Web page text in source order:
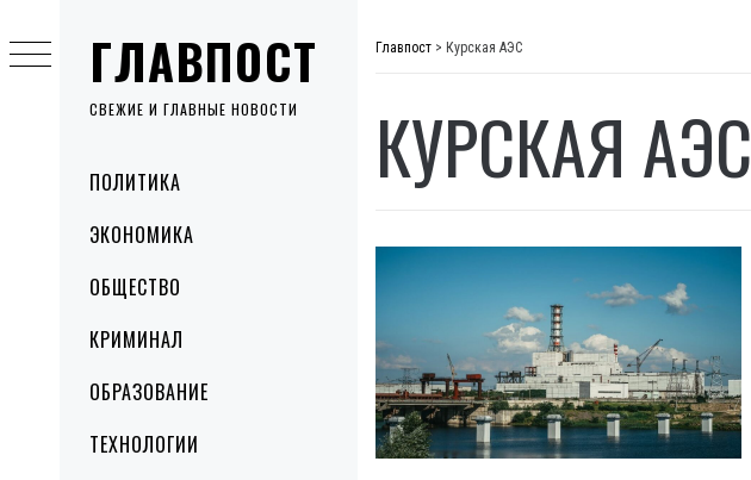
ГЛАВПОСТ
СВЕЖИЕ И ГЛАВНЫЕ НОВОСТИ
MenuПОЛИТИКА
ЭКОНОМИКА
ОБЩЕСТВО
КРИМИНАЛ
ОБРАЗОВАНИЕ
ТЕХНОЛОГИИ
to
content
Главпост > Курская АЭС
КУРСКАЯ АЭС